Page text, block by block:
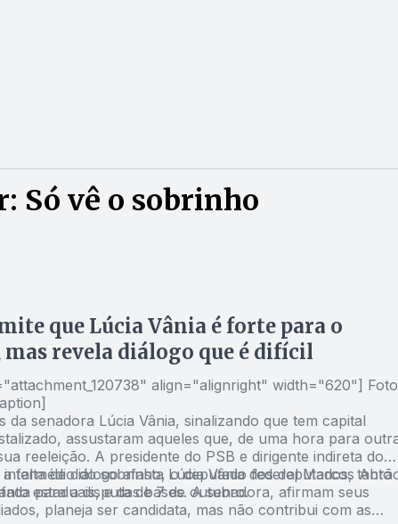
Só vê o sobrinho
que Lúcia Vânia é forte para o
mas revela diálogo que é difícil
align="alignright" width="620"]
da senadora Lúcia Vânia, sinalizando que tem capital
assustaram aqueles que, de uma hora para
reeleição. A presidente do PSB e dirigente indireta do
do sobrinho, o deputado federal Marcos
para a disputa de 7 de outubro.
falta de diálogo afasta Lúcia Vânia dos deputados, tanto
estaduais, e das bases. A senadora, afirmam seus
planeja ser candidata, mas não contribui com as